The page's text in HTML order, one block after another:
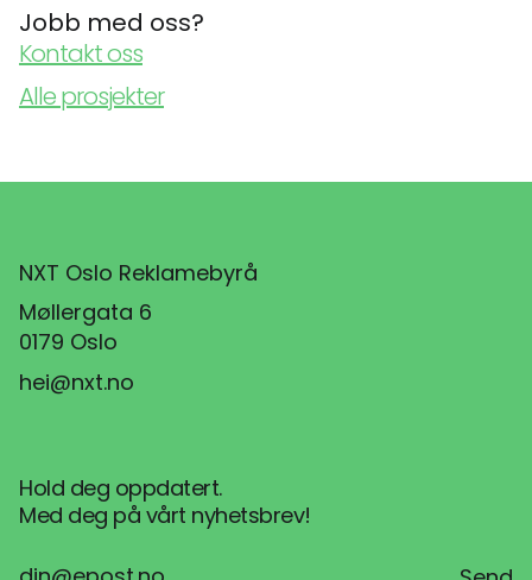
Jobb med oss?
Kontakt oss
Alle prosjekter
NXT Oslo Reklamebyrå
Møllergata 6
0179 Oslo
hei@nxt.no
Hold deg oppdatert.
Med deg på vårt nyhetsbrev!